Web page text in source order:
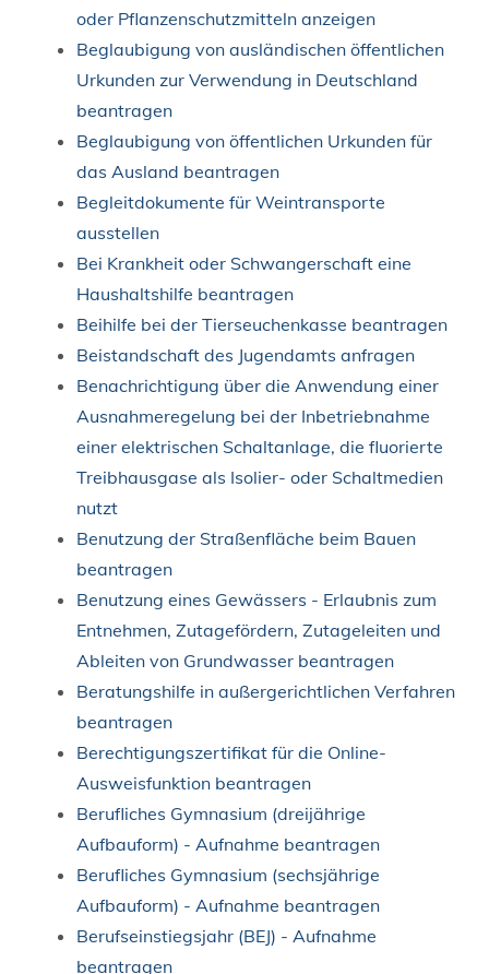
oder Pflanzenschutzmitteln anzeigen
Beglaubigung von ausländischen öffentlichen
Urkunden zur Verwendung in Deutschland
beantragen
Beglaubigung von öffentlichen Urkunden für
das Ausland beantragen
Begleitdokumente für Weintransporte
ausstellen
Bei Krankheit oder Schwangerschaft eine
Haushaltshilfe beantragen
Beihilfe bei der Tierseuchenkasse beantragen
Beistandschaft des Jugendamts anfragen
Benachrichtigung über die Anwendung einer
Ausnahmeregelung bei der Inbetriebnahme
einer elektrischen Schaltanlage, die fluorierte
Treibhausgase als Isolier- oder Schaltmedien
nutzt
Benutzung der Straßenfläche beim Bauen
beantragen
Benutzung eines Gewässers - Erlaubnis zum
Entnehmen, Zutagefördern, Zutageleiten und
Ableiten von Grundwasser beantragen
Beratungshilfe in außergerichtlichen Verfahren
beantragen
Berechtigungszertifikat für die Online-
Ausweisfunktion beantragen
Berufliches Gymnasium (dreijährige
Aufbauform) - Aufnahme beantragen
Berufliches Gymnasium (sechsjährige
Aufbauform) - Aufnahme beantragen
Berufseinstiegsjahr (BEJ) - Aufnahme
beantragen